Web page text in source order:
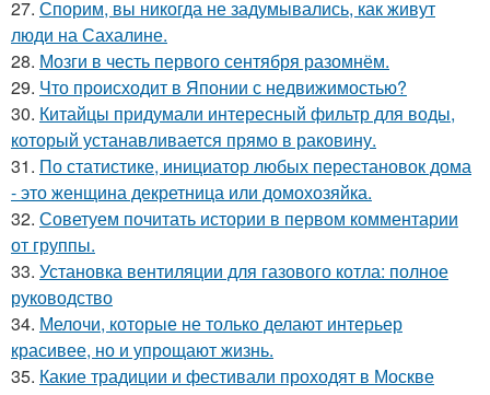
27. Спорим, вы никогда не задумывались, как живут
люди на Сахалине.
28. Мозги в честь первого сентября разомнём.
29. Что происходит в Японии с недвижимостью?
30. Китайцы придумали интересный фильтр для воды,
который устанавливается прямо в раковину.
31. По статистике, инициатор любых перестановок дома
- это женщина декретница или домохозяйка.
32. Советуем почитать истории в первом комментарии
от группы.
33. Установка вентиляции для газового котла: полное
руководство
34. Мелочи, которые не только делают интерьер
красивее, но и упрощают жизнь.
35. Какие традиции и фестивали проходят в Москве